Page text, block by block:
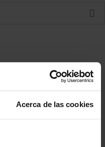
Acerca de las cookies